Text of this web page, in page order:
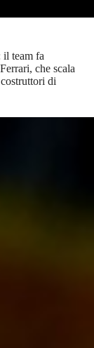
il team fa
che scala
di